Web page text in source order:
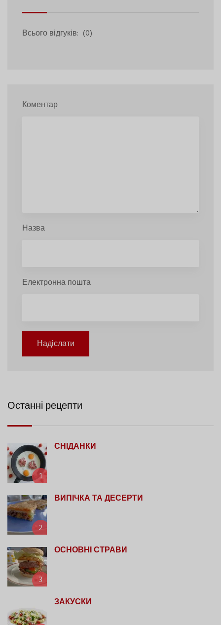
Всього відгуків: (0)
Коментар
Назва
Електронна пошта
Надіслати
Останні рецепти
1
СНІДАНКИ
2
ВИПІЧКА ТА ДЕСЕРТИ
3
ОСНОВНІ СТРАВИ
ЗАКУСКИ